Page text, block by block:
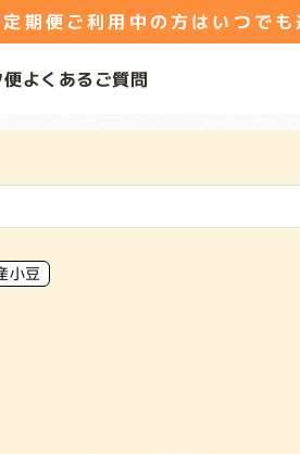
ご利用中の方はいつでも
便よくあるご質問
小豆